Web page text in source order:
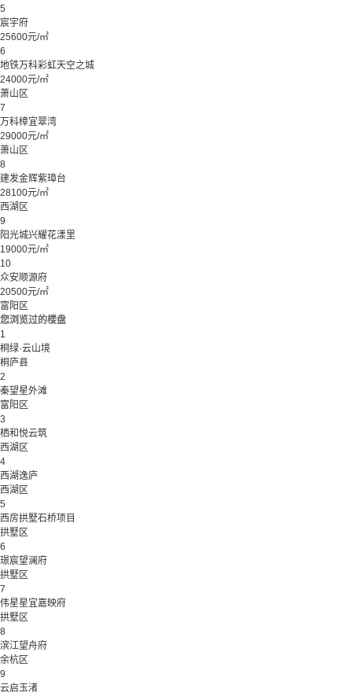
5
宸宇府
25600元/㎡
6
地铁万科彩虹天空之城
24000元/㎡
萧山区
7
万科樟宜翠湾
29000元/㎡
萧山区
8
建发金辉紫璋台
28100元/㎡
西湖区
9
阳光城兴耀花漾里
19000元/㎡
10
众安顺源府
20500元/㎡
富阳区
您浏览过的楼盘
1
桐绿·云山境
桐庐县
2
秦望星外滩
富阳区
3
栖和悦云筑
西湖区
4
西湖逸庐
西湖区
5
西房拱墅石桥项目
拱墅区
6
璟宸望澜府
拱墅区
7
伟星星宜嘉映府
拱墅区
8
滨江望舟府
余杭区
9
云启玉渚